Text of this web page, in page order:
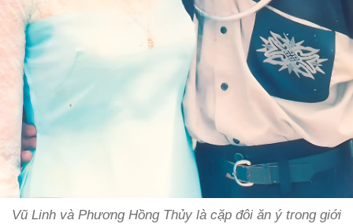
Vũ Linh và Phương Hồng Thủy là cặp đôi ăn ý trong giới